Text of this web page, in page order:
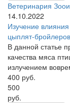
Ветеринария
14.10.2022
Изучение
цыплят-бройлеров
В данной статье
качества мяса
излучением
400 руб.
500
руб.